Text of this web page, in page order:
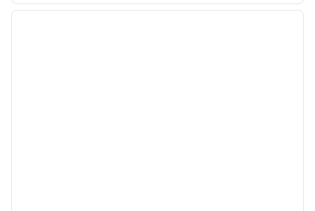
1 av 6
nästa